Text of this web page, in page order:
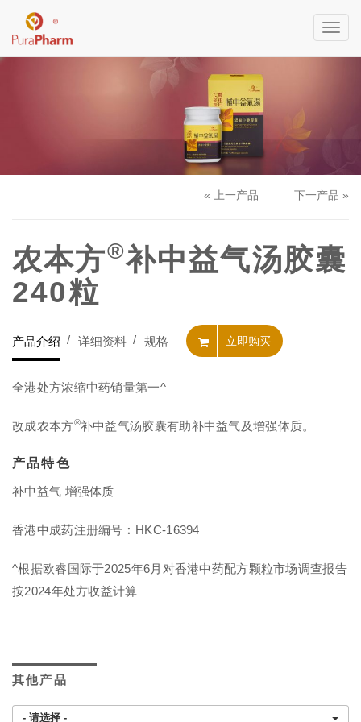
« 上一产品 下一产品 »
农本方®补中益气汤胶囊
240粒
产品介绍 详细资料 规格 立即购买
全港处方浓缩中药销量第一^
改成农本方®补中益气汤胶囊有助补中益气及增强体质。
产品特色
补中益气 增强体质
香港中成药注册编号︰HKC-16394
^根据欧睿国际于2025年6月对香港中药配方颗粒市场调查报告
按2024年处方收益计算
其他产品
- 请选择 -